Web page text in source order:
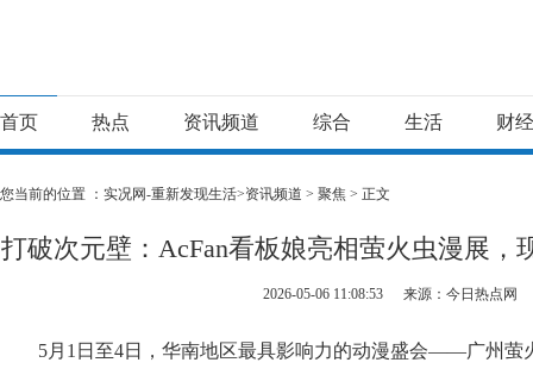
首页 热点 资讯频道 综合 生活 财经
您当前的位置 ： 实况网-重新发现生活>资讯频道 > 聚焦 > 正文
打破次元壁：AcFan看板娘亮相萤火虫漫展，
2026-05-06 11:08:53 来源：今日热点网
5月1日至4日，华南地区最具影响力的动漫盛会——广州萤